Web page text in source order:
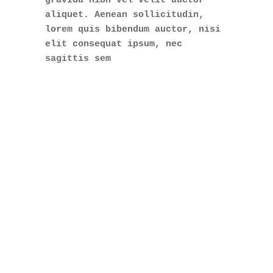
aliquet. Aenean sollicitudin,
lorem quis bibendum auctor, nisi
elit consequat ipsum, nec
sagittis sem